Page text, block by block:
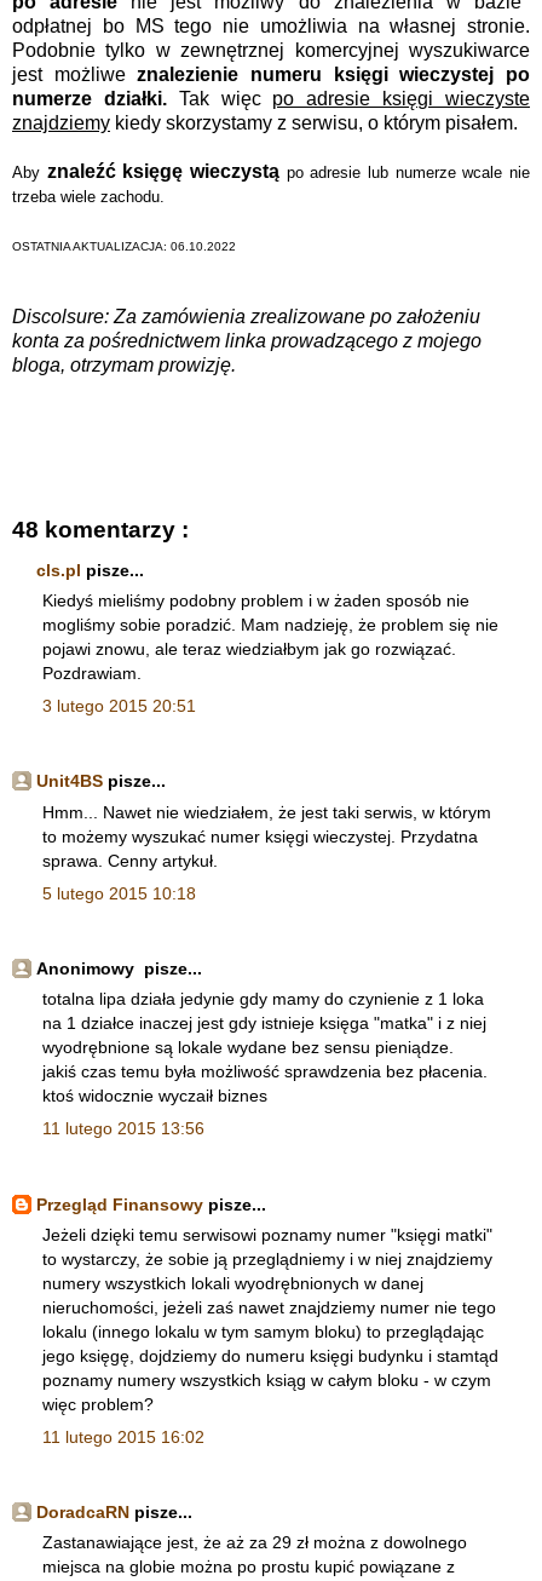
odpłatnej bo MS tego nie umożliwia na własnej stronie.
Podobnie tylko w zewnętrznej komercyjnej wyszukiwarce
jest możliweznalezienie numeru księgi wieczystej po
numerze działki.Tak więc po adresie księgi wieczyste
znajdziemy kiedy skorzystamy z serwisu, o którym pisałem.
Aby znaleźć księgę wieczystą po adresie lub numerze wcale nie
trzeba wiele zachodu.
OSTATNIA AKTUALIZACJA: 06.10.2022
Discolsure: Za zamówienia zrealizowane po założeniu
konta za pośrednictwem linka prowadzącego z mojego
bloga, otrzymam prowizję.
48 komentarzy :
cls.pl pisze...
Kiedyś mieliśmy podobny problem i w żaden sposób nie
mogliśmy sobie poradzić. Mam nadzieję, że problem się nie
pojawi znowu, ale teraz wiedziałbym jak go rozwiązać.
Pozdrawiam.
3 lutego 2015 20:51
Unit4BS pisze...
Hmm... Nawet nie wiedziałem, że jest taki serwis, w którym
to możemy wyszukać numer księgi wieczystej. Przydatna
sprawa. Cenny artykuł.
5 lutego 2015 10:18
Anonimowy pisze...
totalna lipa działa jedynie gdy mamy do czynienie z 1 loka
na 1 działce inaczej jest gdy istnieje księga "matka" i z niej
wyodrębnione są lokale wydane bez sensu pieniądze.
jakiś czas temu była możliwość sprawdzenia bez płacenia.
ktoś widocznie wyczaił biznes
11 lutego 2015 13:56
Przegląd Finansowy pisze...
Jeżeli dzięki temu serwisowi poznamy numer "księgi matki"
to wystarczy, że sobie ją przeglądniemy i w niej znajdziemy
numery wszystkich lokali wyodrębnionych w danej
nieruchomości, jeżeli zaś nawet znajdziemy numer nie tego
lokalu (innego lokalu w tym samym bloku) to przeglądając
jego księgę, dojdziemy do numeru księgi budynku i stamtąd
poznamy numery wszystkich ksiąg w całym bloku - w czym
więc problem?
11 lutego 2015 16:02
DoradcaRN pisze...
Zastanawiające jest, że aż za 29 zł można z dowolnego
miejsca na globie można po prostu kupić powiązane z